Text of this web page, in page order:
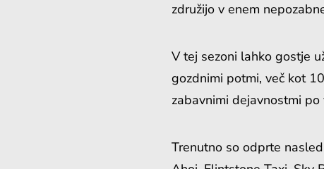
združijo v enem
V tej sezoni lahko gostje
gozdnimi potmi, več kot
zabavnimi dejavnostmi po
Trenutno so odprte